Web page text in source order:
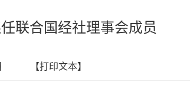
联合国经社理事会成员
【打印文本】